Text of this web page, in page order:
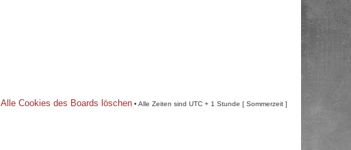
Alle Cookies des Boards löschen • Alle Zeiten sind UTC + 1 Stunde [ Sommerzeit ]